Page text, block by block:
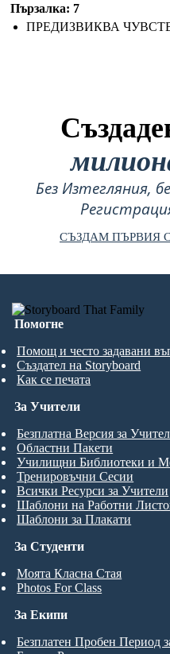
Пързалка: 7
ПРЕДИЗВИКВА
Без Изтегляния,
СЪЗДАМ ПЪРВИЯ
Помогне
Помощ и често задавани
Създател на Storyboard
Как се печата
За Студенти
Моята Класна Стая
Photos For Class
За Учители
Безплатна Версия за
Областни Пакети
Училищни Библиотеки и
Тренировъчни Сесии
Всички Ресурси за Учители
Шаблони на Работни
Шаблони за Плакати
За Екипи
Безплатен Пробен Период